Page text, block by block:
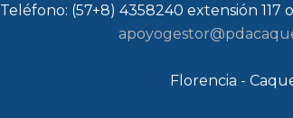
Teléfono: (57+8) 4358240 extensión 117
Florencia -